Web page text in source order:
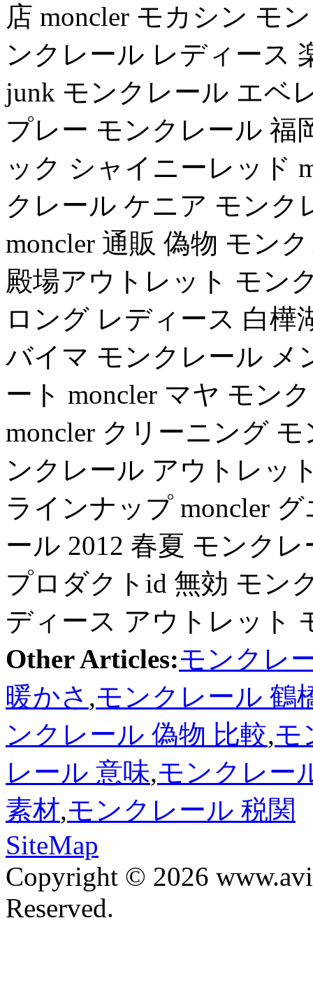
店 moncler モカシン モ
ンクレール レディース
junk モンクレール エベ
プレー モンクレール 福
ック シャイニーレッド
クレール ケニア モンク
moncler 通販 偽物 モン
殿場アウトレット モン
ロング レディース 白樺
バイマ モンクレール メ
ート moncler マヤ モン
moncler クリーニング
ンクレール アウトレッ
ラインナップ moncler
ール 2012 春夏 モンク
プロダクトid 無効 モン
ディース アウトレット
Other Articles:モンクレ
暖かさ ,モンクレール 鶴
ンクレール 偽物 比較,モ
レール 意味,モンクレー
素材,モンクレール 税関
SiteMap
Copyright © 2026
Reserved.